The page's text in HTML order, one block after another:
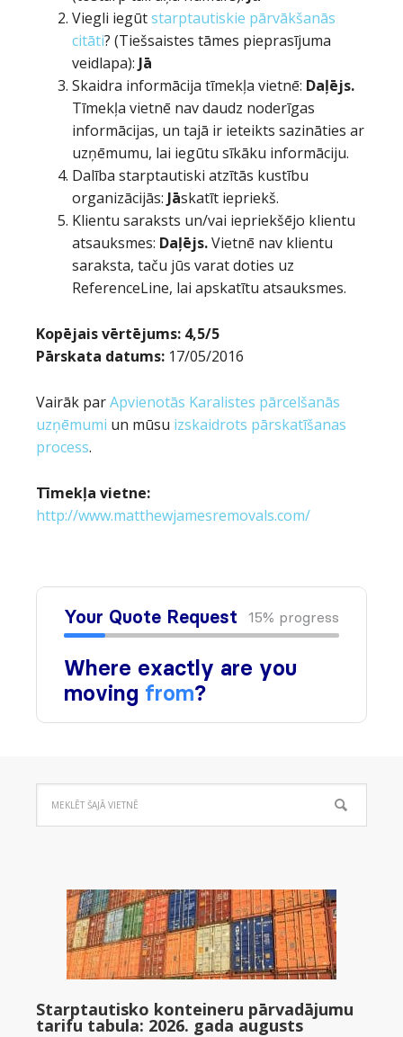
Viegli iegūtstarptautiskie pārvākšanās
citāti? (Tiešsaistes tāmes pieprasījuma
veidlapa): Jā
Skaidra informācija tīmekļa vietnē: Daļējs.
Tīmekļa vietnē nav daudz noderīgas
informācijas, un tajā ir ieteikts sazināties ar
uzņēmumu, lai iegūtu sīkāku informāciju.
Dalība starptautiski atzītās kustību
organizācijās: Jāskatīt iepriekš.
Klientu saraksts un/vai iepriekšējo klientu
atsauksmes: Daļējs.Vietnē nav klientu
saraksta, taču jūs varat doties uz
ReferenceLine, lai apskatītu atsauksmes.
Kopējais vērtējums: 4,5/5
Pārskata datums: 17/05/2016
Vairāk parApvienotās Karalistes pārcelšanās
uzņēmumi un mūsu izskaidrots pārskatīšanas
process.
Tīmekļa vietne:
http://www.matthewjamesremovals.com/
Starptautisko konteineru pārvadājumu
tarifu tabula: 2026. gada augusts